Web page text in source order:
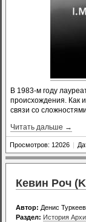
В 1983-м году
происхождения. Как
связи со
Читать дальше →
Просмотров: 12026 |
Кевин Роч
Автор: Денис
Раздел: История